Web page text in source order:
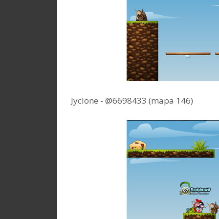
Jyclone - @6698433 (mapa 146)